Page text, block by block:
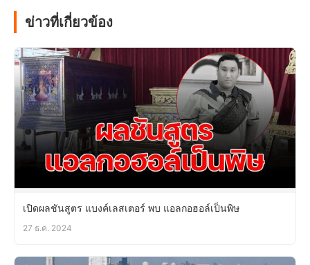
ข่าวที่เกี่ยวข้อง
เปิดผลชันสูตร แบงค์เลสเตอร์ พบ แอลกอฮอล์เป็นพิษ
27 ธ.ค. 2024